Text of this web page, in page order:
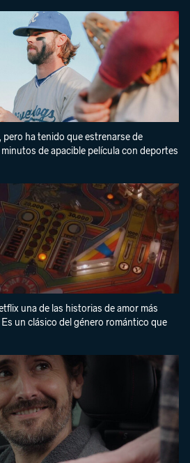
ha tenido que estrenarse de
de apacible película con deportes
una de las historias de amor más
un clásico del género romántico que